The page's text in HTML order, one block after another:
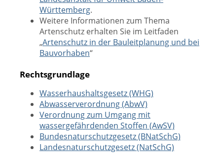
Württemberg.
Weitere Informationen zum Thema
Artenschutz erhalten Sie im Leitfaden
„Artenschutz in der Bauleitplanung und bei
Bauvorhaben“
Rechtsgrundlage
Wasserhaushaltsgesetz (WHG)
Abwasserverordnung (AbwV)
Verordnung zum Umgang mit
wassergefährdenden Stoffen (AwSV)
Bundesnaturschutzgesetz (BNatSchG)
Landesnaturschutzgesetz (NatSchG)